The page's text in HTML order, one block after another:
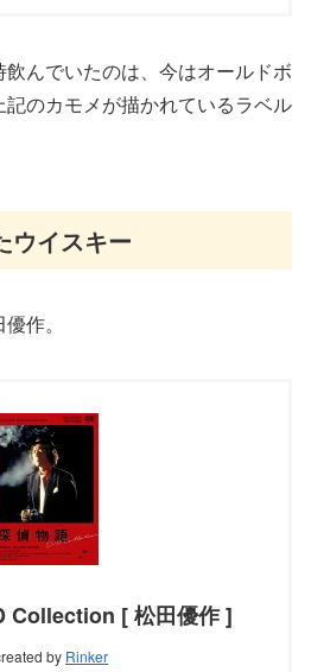
んでいたのは、今はオールドボ
記のカモメが描かれているラベル
ウイスキー
作。
Collection [ 松田優作 ]
by Rinker